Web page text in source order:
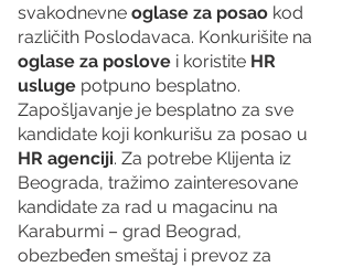
svakodnevne oglase za posao kod
različith Poslodavaca. Konkurišite na
oglase za poslove i koristite HR
usluge potpuno besplatno.
Zapošljavanje je besplatno za sve
kandidate koji konkurišu za posao u
HR agenciji. Za potrebe Klijenta iz
Beograda, tražimo zainteresovane
kandidate za rad u magacinu na
Karaburmi – grad Beograd,
obezbeđen smeštaj i prevoz za